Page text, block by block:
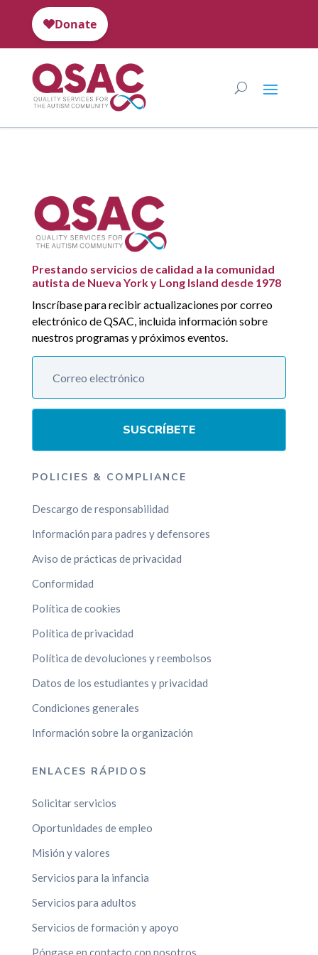
Prestando servicios de calidad a la comunidad
autista de Nueva York y Long Island desde 1978
Inscríbase para recibir actualizaciones por correo
electrónico de QSAC, incluida información sobre
nuestros programas y próximos eventos.
SUSCRÍBETE
POLICIES & COMPLIANCE
Descargo de responsabilidad
Información para padres y defensores
Aviso de prácticas de privacidad
Conformidad
Política de cookies
Política de privacidad
Política de devoluciones y reembolsos
Datos de los estudiantes y privacidad
Condiciones generales
Información sobre la organización
ENLACES RÁPIDOS
Solicitar servicios
Oportunidades de empleo
Misión y valores
Servicios para la infancia
Servicios para adultos
Servicios de formación y apoyo
Póngase en contacto con nosotros